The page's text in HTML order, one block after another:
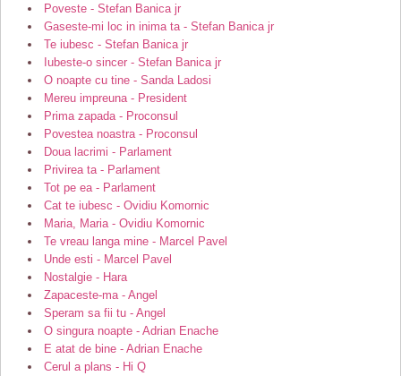
Poveste - Stefan Banica jr
Gaseste-mi loc in inima ta - Stefan Banica jr
Te iubesc - Stefan Banica jr
Iubeste-o sincer - Stefan Banica jr
O noapte cu tine - Sanda Ladosi
Mereu impreuna - President
Prima zapada - Proconsul
Povestea noastra - Proconsul
Doua lacrimi - Parlament
Privirea ta - Parlament
Tot pe ea - Parlament
Cat te iubesc - Ovidiu Komornic
Maria, Maria - Ovidiu Komornic
Te vreau langa mine - Marcel Pavel
Unde esti - Marcel Pavel
Nostalgie - Hara
Zapaceste-ma - Angel
Speram sa fii tu - Angel
O singura noapte - Adrian Enache
E atat de bine - Adrian Enache
Cerul a plans - Hi Q